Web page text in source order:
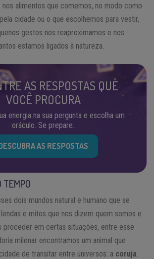
nos alimentos que comemos, no modo como
cidade ou o que escolhemos para vestir,
gestos nos reaproximamos e nos
estamos ligados à natureza.
AS RESPOSTAS QUE
VOCÊ PROCURA
energia na sua pergunta e escolha um
oráculo. Se prepare.
AS RESPOSTAS
TEMPO
dois mundos natural e humano que se
e mitos que nos dizem quem somos e
proceder em certas situações, entre esse
milenar encontramos um animal que
de transitar entre universos: a coruja